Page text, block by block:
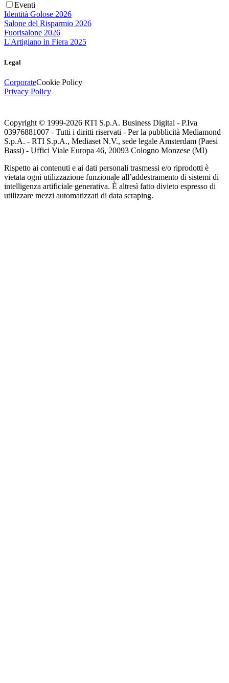
Eventi
Identità Golose 2026
Salone del Risparmio 2026
Fuorisalone 2026
L'Artigiano in Fiera 2025
Legal
CorporateCookie Policy
Privacy Policy
Copyright © 1999-2026 RTI S.p.A. Business Digital - P.Iva
03976881007 - Tutti i diritti riservati - Per la pubblicità Mediamond
S.p.A. - RTI S.p.A., Mediaset N.V., sede legale Amsterdam (Paesi
Bassi) - Uffici Viale Europa 46, 20093 Cologno Monzese (MI)
Rispetto ai contenuti e ai dati personali trasmessi e/o riprodotti è
vietata ogni utilizzazione funzionale all’addestramento di sistemi di
intelligenza artificiale generativa. È altresì fatto divieto espresso di
utilizzare mezzi automatizzati di data scraping.